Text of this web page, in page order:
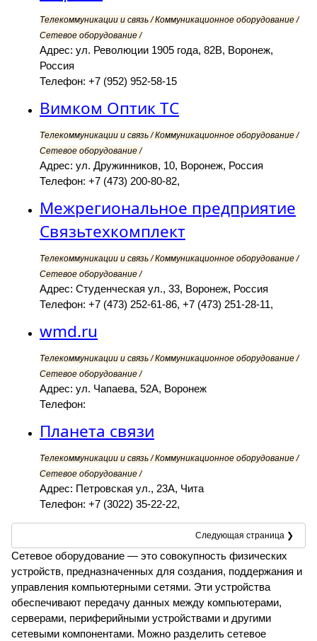
Телекоммуникации и связь / Коммуникационное оборудование /
Сетевое оборудование /
Адрес: ул. Революции 1905 года, 82В, Воронеж,
Россия
Телефон: +7 (952) 952-58-15
Вимком Оптик ТС
Телекоммуникации и связь / Коммуникационное оборудование /
Сетевое оборудование /
Адрес: ул. Дружинников, 10, Воронеж, Россия
Телефон: +7 (473) 200-80-82,
Межрегиональное предприятие
Связьтехкомплект
Телекоммуникации и связь / Коммуникационное оборудование /
Сетевое оборудование /
Адрес: Студенческая ул., 33, Воронеж, Россия
Телефон: +7 (473) 252-61-86, +7 (473) 251-28-11,
wmd.ru
Телекоммуникации и связь / Коммуникационное оборудование /
Сетевое оборудование /
Адрес: ул. Чапаева, 52А, Воронеж
Телефон:
Планета связи
Телекоммуникации и связь / Коммуникационное оборудование /
Сетевое оборудование /
Адрес: Петровская ул., 23А, Чита
Телефон: +7 (3022) 35-22-22,
Следующая страница ❯
Сетевое оборудование — это совокупность физических
устройств, предназначенных для создания, поддержания и
управления компьютерными сетями. Эти устройства
обеспечивают передачу данных между компьютерами,
серверами, периферийными устройствами и другими
сетевыми компонентами. Можно разделить сетевое